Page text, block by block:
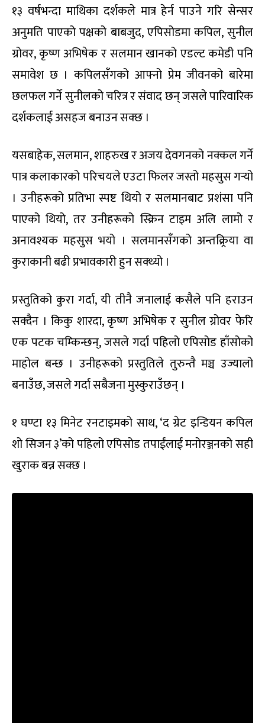
१३ वर्षभन्दा माथिका दर्शकले मात्र हेर्न पाउने गरि सेन्सर
अनुमति पाएको पक्षको बाबजुद, एपिसोडमा कपिल, सुनील
ग्रोवर, कृष्ण अभिषेक र सलमान खानको एडल्ट कमेडी पनि
समावेश छ । कपिलसँगको आफ्नो प्रेम जीवनको बारेमा
छलफल गर्ने सुनीलको चरित्र र संवाद छन् जसले पारिवारिक
दर्शकलाई असहज बनाउन सक्छ ।
यसबाहेक, सलमान, शाहरुख र अजय देवगनको नक्कल गर्ने
पात्र कलाकारको परिचयले एउटा फिलर जस्तो महसुस गर्‍यो
। उनीहरूको प्रतिभा स्पष्ट थियो र सलमानबाट प्रशंसा पनि
पाएको थियो, तर उनीहरूको स्क्रिन टाइम अलि लामो र
अनावश्यक महसुस भयो । सलमानसँगको अन्तक्र्रिया वा
कुराकानी बढी प्रभावकारी हुन सक्थ्यो ।
प्रस्तुतिको कुरा गर्दा, यी तीनै जनालाई कसैले पनि हराउन
सक्दैन । किकु शारदा, कृष्ण अभिषेक र सुनील ग्रोवर फेरि
एक पटक चम्किन्छन्, जसले गर्दा पहिलो एपिसोड हाँसोको
माहोल बन्छ । उनीहरूको प्रस्तुतिले तुरुन्तै मञ्च उज्यालो
बनाउँछ, जसले गर्दा सबैजना मुस्कुराउँछन् ।
१ घण्टा १३ मिनेट रनटाइमको साथ, ‘द ग्रेट इन्डियन कपिल
शो सिजन ३’को पहिलो एपिसोड तपाईंलाई मनोरञ्जनको सही
खुराक बन्न सक्छ ।